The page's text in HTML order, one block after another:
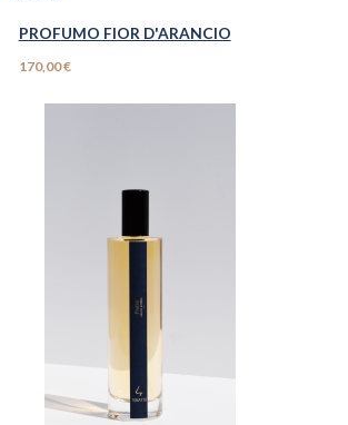
PROFUMO FIOR D'ARANCIO
170,00 €